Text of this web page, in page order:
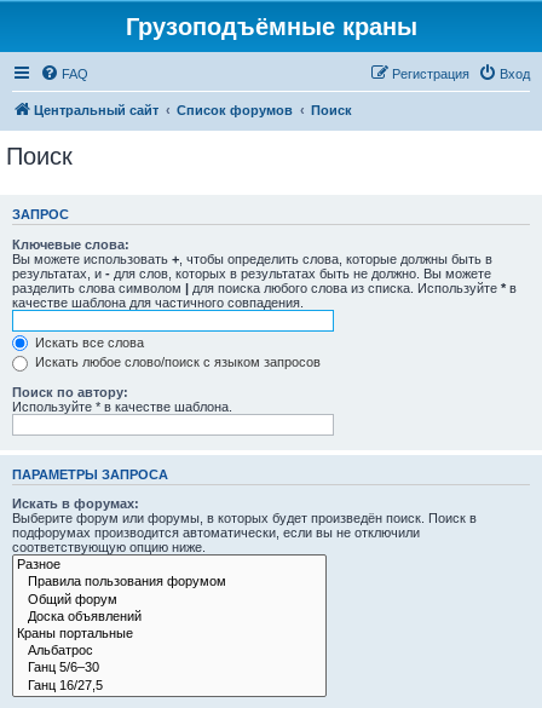
Грузоподъёмные краны
FAQ Вход
Регистрация
Центральный сайт Список форумов Поиск
Поиск
ЗАПРОС
Ключевые слова:
Вы можете использовать + , чтобы определить слова, которые должны быть в
результатах, и - для слов, которых в результатах быть не должно. Вы можете
разделить слова символом | для поиска любого слова из списка. Используйте * в
качестве шаблона для частичного совпадения.
Искать все слова
Искать любое слово/поиск с языком запросов
Поиск по автору:
Используйте * в качестве шаблона.
ПАРАМЕТРЫ ЗАПРОСА
Искать в форумах:
Выберите форум или форумы, в которых будет произведён поиск. Поиск в
подфорумах производится автоматически, если вы не отключили
соответствующую опцию ниже.